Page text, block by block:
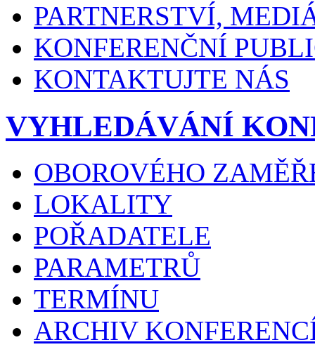
PARTNERSTVÍ,
KONFERENČNÍ
KONTAKTUJTE NÁS
VYHLEDÁVÁNÍ
OBOROVÉHO
LOKALITY
POŘADATELE
PARAMETRŮ
TERMÍNU
ARCHIV